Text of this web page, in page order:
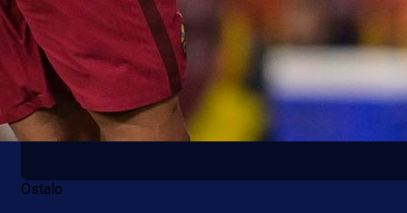
Ostalo